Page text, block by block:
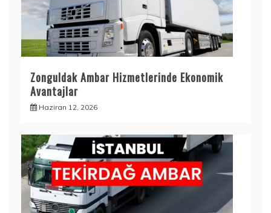
Zonguldak Ambar Hizmetlerinde Ekonomik
Avantajlar
Haziran 12, 2026